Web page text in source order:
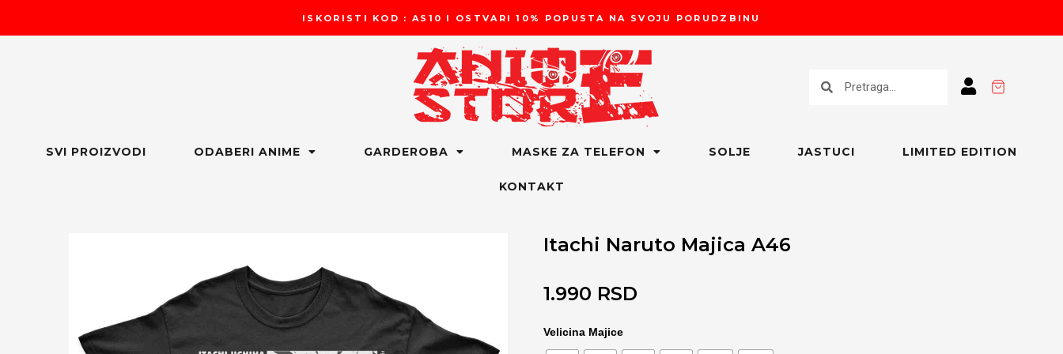
ISKORISTI KOD : AS10 I OSTVARI 10% POPUSTA NA SVOJU PORUDZBINU
SVI PROIZVODI ODABERI ANIME GARDEROBA MASKE ZA TELEFON SOLJE JASTUCI LIMITED EDITION
KONTAKT
Itachi Naruto Majica A46
1.990 RSD
Velicina Majice
Itachi